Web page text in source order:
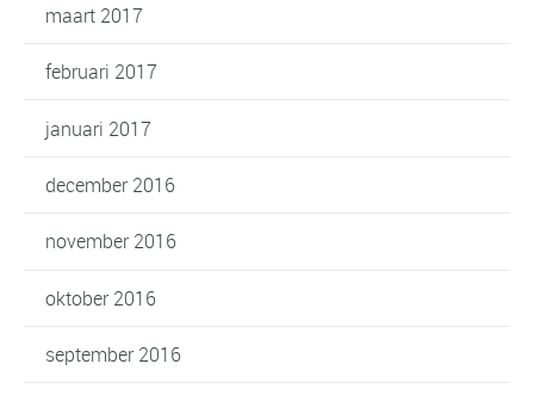
maart 2017
februari 2017
januari 2017
december 2016
november 2016
oktober 2016
september 2016